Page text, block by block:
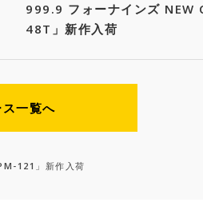
999.9 フォーナインズ
48T」新作入荷
一覧へ
121」新作入荷